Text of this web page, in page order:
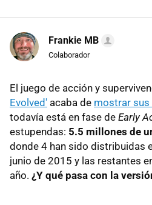
Frankie MB
Colaborador
El juego de acción y
Evolved' acaba de mostrar sus
todavía está en fase de Early
estupendas: 5.5 millones de
donde 4 han sido distribuidas
junio de 2015 y las restantes
año. ¿Y qué pasa con la